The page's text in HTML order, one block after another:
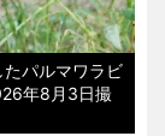
パルマワラビ
年8月3日撮